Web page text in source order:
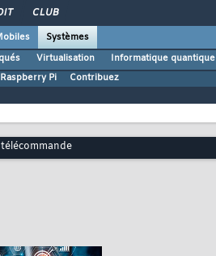
CLUB
Systèmes
Virtualisation Informatique quantique
Pi Contribuez